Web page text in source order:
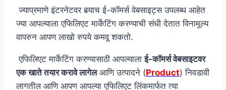
ज्याप्रमाणे इंटरनेटवर बर्‍याच ई-कॉमर्स वेबसाइट्स उपलब्ध आहेत
ज्या आपल्याला एफिलिएट मार्केटिंग करण्याची संधी देतात विनामूल्य
वापरुन आपण लाखो रुपये कमवू शकतो.
एफिलिएट मार्केटिंग करण्यासाठी आपल्यालाई-कॉमर्स वेबसाइटवर
एक खाते तयार करावे लागेलआणि उत्पादने (Product) निवडावी
लागतील आणि आपण आपल्या एफिलिएट लिंकमार्फत त्या